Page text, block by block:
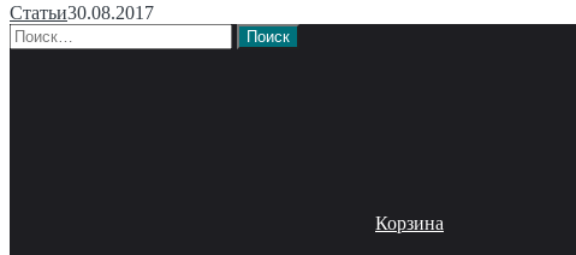
Статьи30.08.2017
Найти:
Корзина